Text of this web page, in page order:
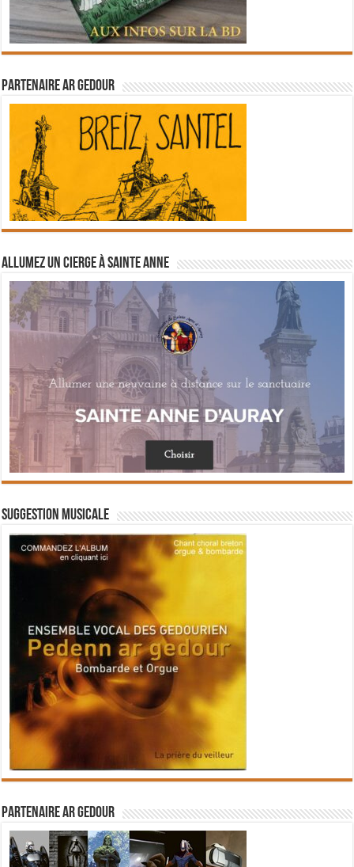
Partenaire Ar Gedour
Allumez un cierge à Sainte Anne
Suggestion musicale
Partenaire Ar Gedour